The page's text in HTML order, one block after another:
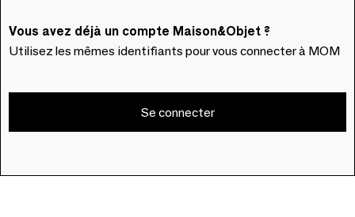
Vous avez déjà un compte Maison&Objet ?
Utilisez les mêmes identifiants pour vous connecter à MOM
Se connecter